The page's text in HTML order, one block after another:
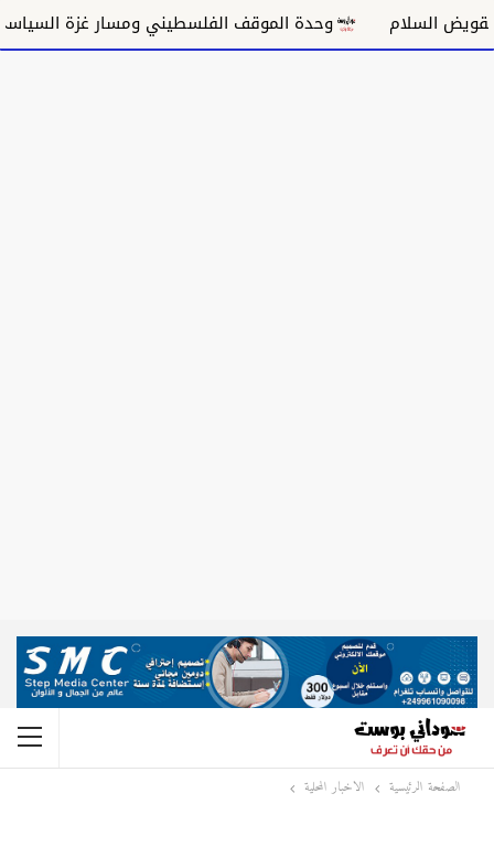
وحدة الموقف الفلسطيني ومسار غزة السياسي
الصفحة الرئيسية الاخبار المحلية